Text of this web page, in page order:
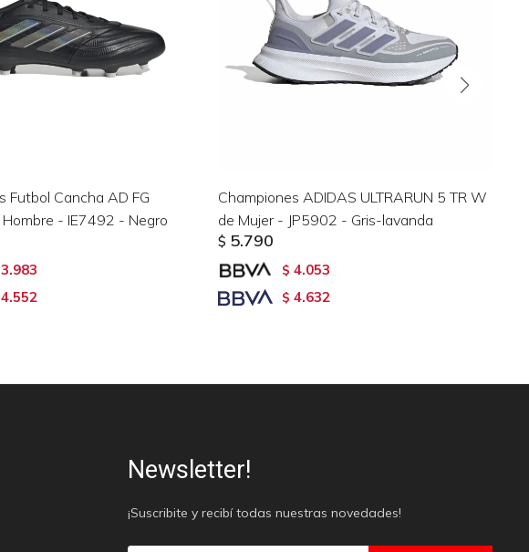
Futbol Cancha AD FG
- IE7492 - Negro
3.983
4.552
Championes ADIDAS ULTRARUN 5 TR W
de Mujer - JP5902 - Gris-lavanda
$ 5.790
$ 4.053
$ 4.632
Newsletter!
¡Suscribite y recibí todas nuestras novedades!